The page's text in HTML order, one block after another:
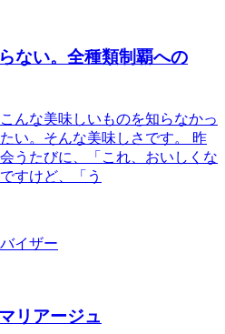
ない。全種類制覇への
んな美味しいものを知らなかっ
い。そんな美味しさです。 昨
うたびに、「これ、おいしくな
すけど、「う
イザー
リアージュ